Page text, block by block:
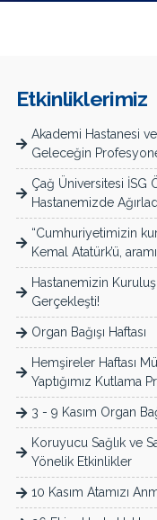
Etkinliklerimiz
Akademi Hastanesi
Geleceğin
Çağ Üniversitesi İSG
Hastanemizde
“Cumhuriyetimizin
Kemal Atatürk’ü,
Hastanemizin
Gerçekleşti!
Organ Bağışı Haftası
Hemşireler Haftası
Yaptığımız Kutlama
3 - 9 Kasım Organ
Koruyucu Sağlık ve
Yönelik Etkinlikler
10 Kasım Atamızı